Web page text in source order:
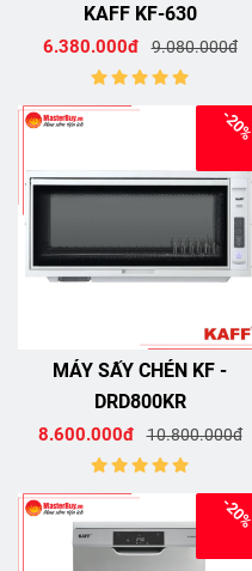
KAFF KF-630
6.380.000đ 9.080.000đ
MÁY SẤY CHÉN KF -
DRD800KR
8.600.000đ 10.800.000đ
-20%
-20%